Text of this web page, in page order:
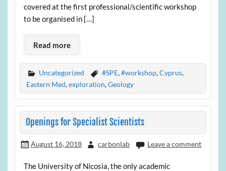
covered at the first professional/scientific workshop
to be organised in […]
Read more
Uncategorized #SPE,#workshop,Cyprus,
Eastern Med,exploration,Geology
Openings for Specialist Scientists
August 16, 2018 carbonlab Leave a comment
The University of Nicosia, the only academic